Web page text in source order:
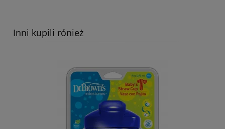
Inni kupili rónież